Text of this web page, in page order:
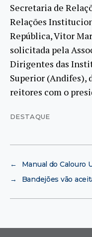
Secretaria de
Relações
República, Vitor
solicitada pela
Dirigentes das
Superior (Andifes),
reitores com o
DESTAQUE
←
Manual do Calouro
→
Bandejões vão